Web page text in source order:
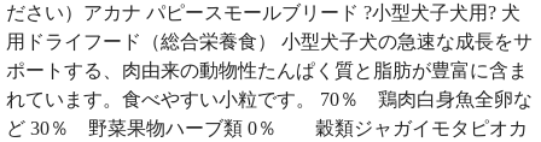
ださい）アカナ パピースモールブリード ?小型犬子犬用? 犬
用ドライフード（総合栄養食） 小型犬子犬の急速な成長をサ
ポートする、肉由来の動物性たんぱく質と脂肪が豊富に含ま
れています。食べやすい小粒です。 70％ 鶏肉白身魚全卵な
ど 30％ 野菜果物ハーブ類 0％ 穀類ジャガイモタピオカ